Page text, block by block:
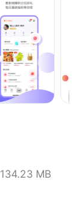
的时政联播
、汇聚民智，
单，问政广
台频道，独家
集全网千万短
地一览热点头
134.23 MB